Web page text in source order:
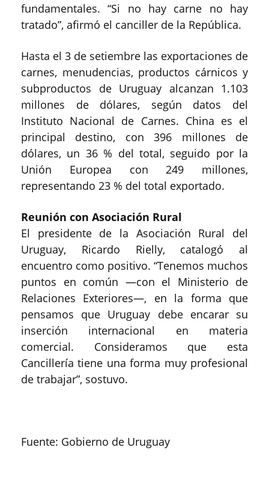
fundamentales. “Si no hay carne no hay
tratado”, afirmó el canciller de la República.
Hasta el 3 de setiembre las exportaciones de
carnes, menudencias, productos cárnicos y
subproductos de Uruguay alcanzan 1.103
millones de dólares, según datos del
Instituto Nacional de Carnes. China es el
principal destino, con 396 millones de
dólares, un 36 % del total, seguido por la
Unión Europea con 249 millones,
representando 23 % del total exportado.
Reunión con Asociación Rural
El presidente de la Asociación Rural del
Uruguay, Ricardo Rielly, catalogó al
encuentro como positivo. “Tenemos muchos
puntos en común —con el Ministerio de
Relaciones Exteriores—, en la forma que
pensamos que Uruguay debe encarar su
inserción internacional en materia
comercial. Consideramos que esta
Cancillería tiene una forma muy profesional
de trabajar”, sostuvo.
Fuente: Gobierno de Uruguay